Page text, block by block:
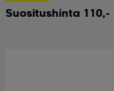
Suositushinta 110,-